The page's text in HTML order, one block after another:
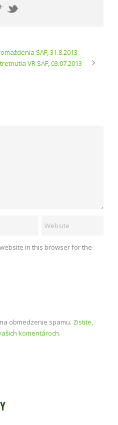
SAF, 31.8.2013
VR SAF, 03.07.2013
in this browser for the
obmedzenie spamu. Zistite,
komentároch.